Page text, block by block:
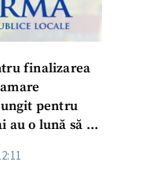
finalizarea
pentru
au o lună să se